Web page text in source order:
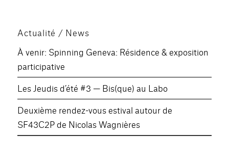
Actualité / News
À venir: Spinning Geneva: Résidence & exposition
participative
Les Jeudis d’été #3 — Bis(que) au Labo
Deuxième rendez-vous estival autour de
SF43C2P de Nicolas Wagnières